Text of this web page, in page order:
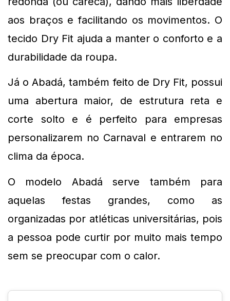
aos braços e facilitando os movimentos. O
tecido Dry Fit ajuda a manter o conforto e a
durabilidade da roupa.
Já o Abadá, também feito de Dry Fit, possui
uma abertura maior, de estrutura reta e
corte solto e é perfeito para empresas
personalizarem no Carnaval e entrarem no
clima da época.
O modelo Abadá serve também para
aquelas festas grandes, como as
organizadas por atléticas universitárias, pois
a pessoa pode curtir por muito mais tempo
sem se preocupar com o calor.